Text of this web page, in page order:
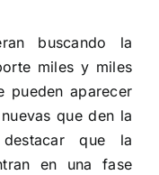
buscando la
miles y miles
pueden aparecer
que den la
que la
en una fase